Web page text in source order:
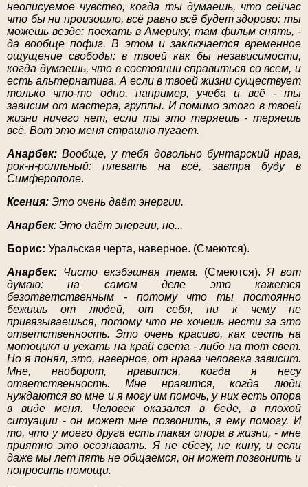
неописуемое чувство, когда ты думаешь, что сейчас
что бы ни произошло, всё равно всё будет здорово: ты
можешь везде: поехать в Америку, там фильм снять, -
да вообще пофиг. В этом и заключается временное
ощущение свободы: в твоей как бы независимости,
когда думаешь, что в состоянии справиться со всем, и
есть альтернатива. А если в твоей жизни существует
только что-то одно, например, учеба и всё -ты
зависим от мастера, группы. И помимо этого в твоей
жизни ничего нет, если ты это теряешь - теряешь
всё. Вот это меня страшно пугает.
Анарбек: Вообще, у тебя довольно бунтарский нрав,
рок-н-ролльный: плевать на всё, завтра буду в
Симферополе.
Ксения: Это очень даёт энергии.
Анарбек: Это даёт энергии, но...
Борис: Уральская черта, наверное. (Смеются).
Анарбек: Чисто екэбэшная тема. (Смеются). Я вот
думаю: на самом деле это кажется
безответственным - потому что ты постоянно
бежишь от людей, от себя, ни к чему не
привязываешься, потому что не хочешь нести за это
ответственность. Это очень красиво, как сесть на
мотоцикл и уехать на край света - либо на тот свет.
Но я понял, это, наверное, от нрава человека зависит.
Мне, наоборот, нравится, когда я несу
ответственность. Мне нравится, когда люди
нуждаются во мне и я могу им помочь, у них есть опора
в виде меня. Человек оказался в беде, в плохой
ситуации -он может мне позвонить, я ему помогу. И
то, что у моего друга есть такая опора в жизни,-мне
приятно это осознавать. Я не сбегу, не кину, и если
даже мы лет пять не общаемся, он может позвонить и
попросить помощи.